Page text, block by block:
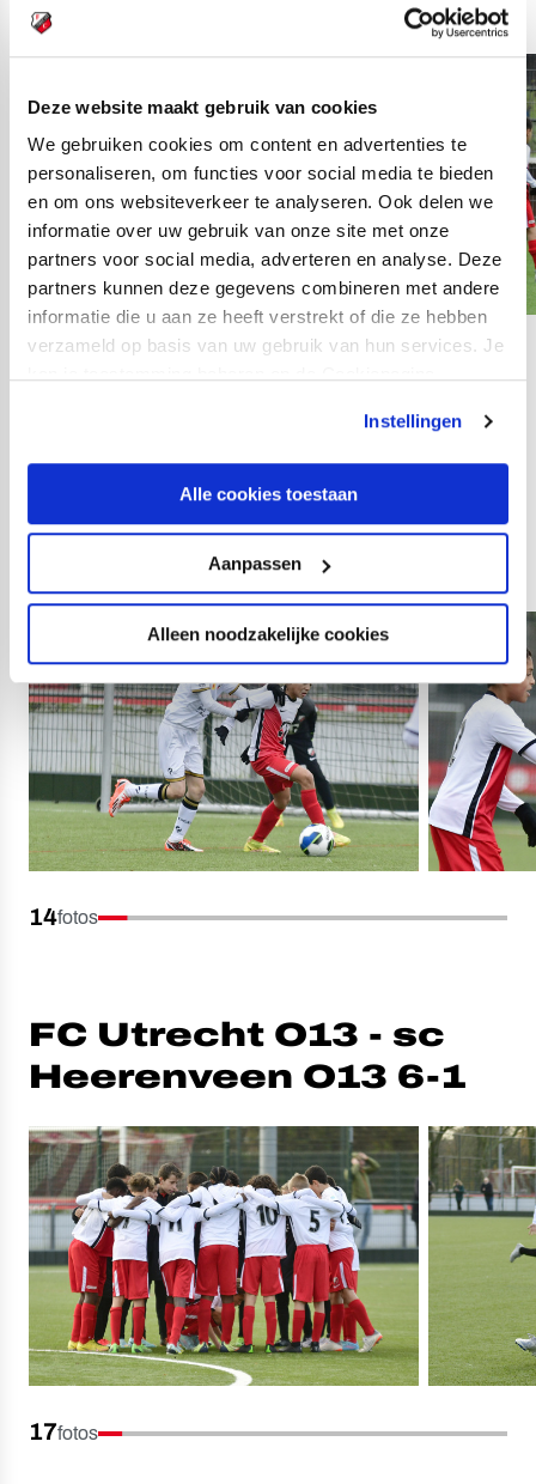
Deze website maakt gebruik van cookies
We gebruiken cookies om content en advertenties te
personaliseren, om functies voor social media te bieden
en om ons websiteverkeer te analyseren. Ook delen we
informatie over uw gebruik van onze site met onze
partners voor social media, adverteren en analyse. Deze
partners kunnen deze gegevens combineren met andere
informatie die u aan ze heeft verstrekt of die ze hebben
verzameld op basis van uw gebruik van hun services. Je
Instellingen
Alle cookies toestaan
Aanpassen
Alleen noodzakelijke cookies
15
FC Utrecht O12 -
Excelsior Rotterdam
O12 24-6
14fotos
FC Utrecht O13 - sc
Heerenveen O13 6-1
17fotos